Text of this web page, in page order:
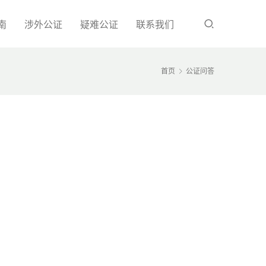
涉外公证 疑难公证 联系我们
首页 公证问答